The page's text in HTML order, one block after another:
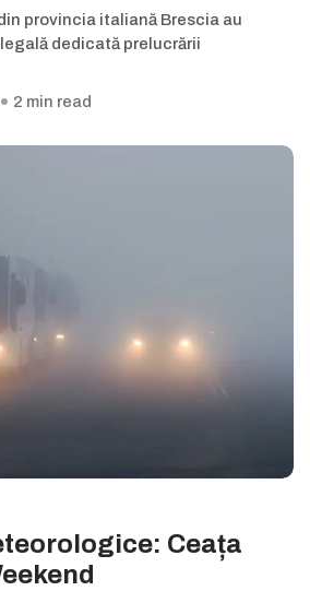
provincia italiană Brescia au
dedicată prelucrării
2 min read
Ceața